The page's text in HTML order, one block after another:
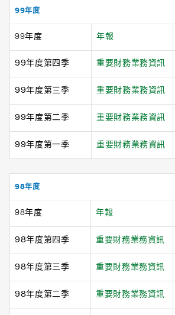
99年度
99年度 年報
99年度第四季 重要財務業務資訊
99年度第三季 重要財務業務資訊
99年度第二季 重要財務業務資訊
99年度第一季 重要財務業務資訊
98年度
98年度 年報
98年度第四季 重要財務業務資訊
98年度第三季 重要財務業務資訊
98年度第二季 重要財務業務資訊